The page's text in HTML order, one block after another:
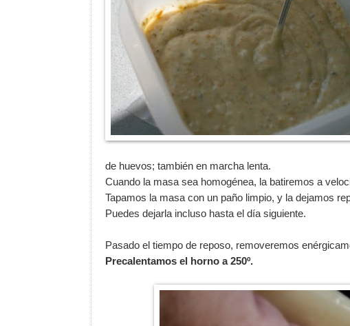
de huevos; también en marcha lenta.
Cuando la masa sea homogénea, la batiremos a
Tapamos la masa con un paño limpio, y la dejamos
Puedes dejarla incluso hasta el día siguiente.
Pasado el tiempo de reposo, removeremos
Precalentamos el horno a 250º.